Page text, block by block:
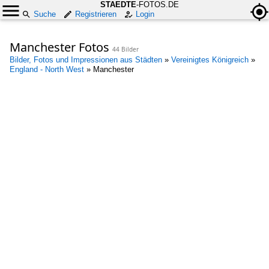
STAEDTE-FOTOS.DE
Suche
Registrieren Login
Manchester Fotos 44 Bilder
Bilder, Fotos und Impressionen aus Städten » Vereinigtes Königreich »
England - North West » Manchester